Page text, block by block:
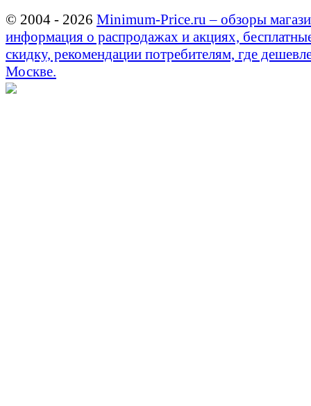
© 2004 - 2026 Minimum-Price.ru – обзоры
информация о распродажах и акциях,
скидку, рекомендации потребителям, где
Москве.